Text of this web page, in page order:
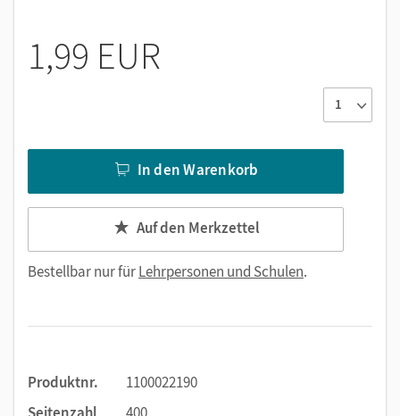
1,99 EUR
In den Warenkorb
Auf den Merkzettel
Bestellbar nur fürLehrpersonen und Schulen.
Produktnr.
1100022190